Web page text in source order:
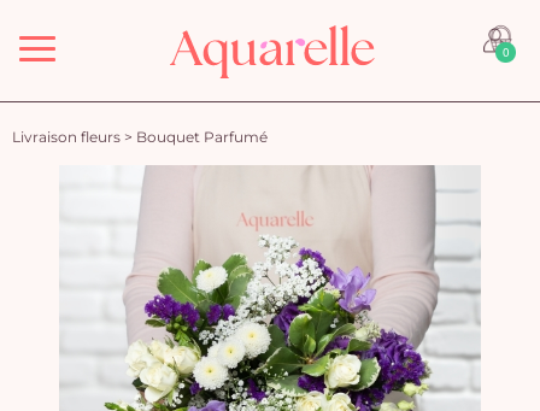
Menu 0
Livraison fleurs > Bouquet Parfumé